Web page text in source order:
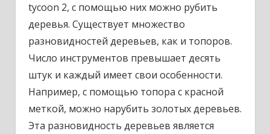
tycoon 2, с помощью них можно рубить
деревья. Существует множество
разновидностей деревьев, как и топоров.
Число инструментов превышает десять
штук и каждый имеет свои особенности.
Например, с помощью топора с красной
меткой, можно нарубить золотых деревьев.
Эта разновидность деревьев является